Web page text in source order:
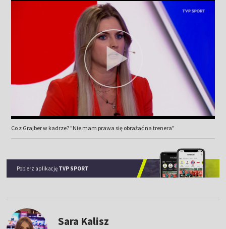
Co z Grajber w kadrze? "Nie mam prawa się obrażać na trenera"
Pobierz aplikację TVP SPORT
Sara Kalisz